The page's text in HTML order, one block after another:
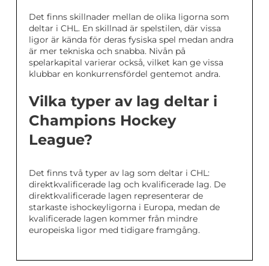
Det finns skillnader mellan de olika ligorna som
deltar i CHL. En skillnad är spelstilen, där vissa
ligor är kända för deras fysiska spel medan andra
är mer tekniska och snabba. Nivån på
spelarkapital varierar också, vilket kan ge vissa
klubbar en konkurrensfördel gentemot andra.
Vilka typer av lag deltar i
Champions Hockey
League?
Det finns två typer av lag som deltar i CHL:
direktkvalificerade lag och kvalificerade lag. De
direktkvalificerade lagen representerar de
starkaste ishockeyligorna i Europa, medan de
kvalificerade lagen kommer från mindre
europeiska ligor med tidigare framgång.